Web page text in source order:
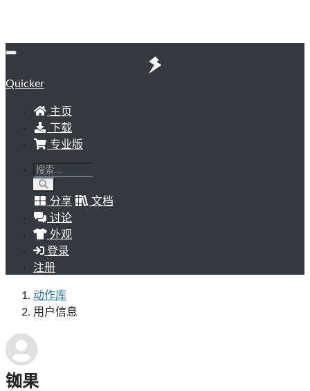
Quicker
主页
下载
专业版
分享
文档
讨论
外观
登录
注册
动作库
用户信息
铷果